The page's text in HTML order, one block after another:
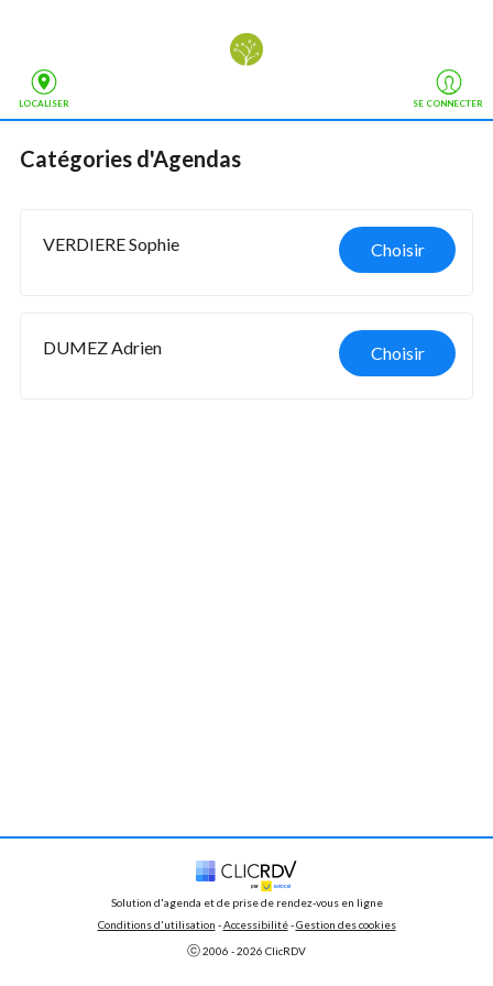
LOCALISER SE CONNECTER
Catégories d'Agendas
Choisir
VERDIERE Sophie
Choisir
DUMEZ Adrien
Solution d'agenda et de prise de rendez-vous en ligne
Conditions d'utilisation - Accessibilité - Gestion des cookies
ⓒ 2006 - 2026 ClicRDV